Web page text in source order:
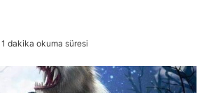
1 dakika okuma süresi